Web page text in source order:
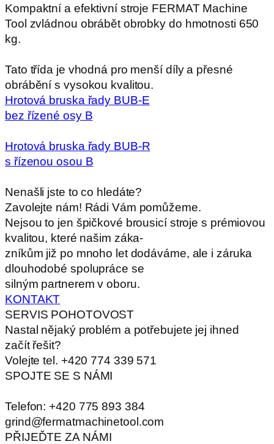
Kompaktní a efektivní stroje FERMAT Machine
Tool zvládnou obrábět obrobky do hmotnosti 650
kg.
Tato třída je vhodná pro menší díly a přesné
obrábění s vysokou kvalitou.
Hrotová bruska řady BUB-E
bez řízené osy B
Hrotová bruska řady BUB-R
s řízenou osou B
Nenašli jste to co hledáte?
Zavolejte nám! Rádi Vám pomůžeme.
Nejsou to jen špičkové brousicí stroje s prémiovou
kvalitou, které našim záka-
zníkům již po mnoho let dodáváme, ale i záruka
dlouhodobé spolupráce se
silným partnerem v oboru.
KONTAKT
SERVIS POHOTOVOST
Nastal nějaký problém a potřebujete jej ihned
začít řešit?
Volejte tel. +420 774 339 571
SPOJTE SE S NÁMI
Telefon: +420 775 893 384
grind@fermatmachinetool.com
PŘIJEĎTE ZA NÁMI